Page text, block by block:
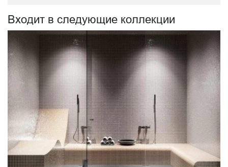
Входит в следующие коллекции